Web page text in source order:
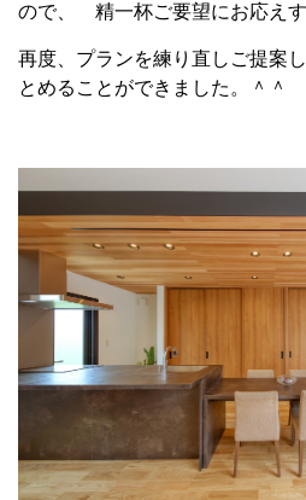
ので、 精一杯ご要望にお応えす
再度、プランを練り直しご提案
とめることができました。＾＾